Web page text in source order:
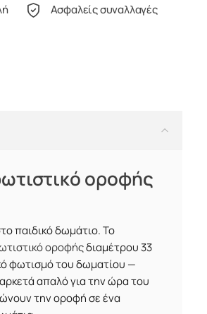
Ασφαλείς συναλλαγές
οροφής
παιδικό δωμάτιο. Το
οροφήςδιαμέτρου 33
φωτισμό του δωματίου —
απαλό για την ώρα του
την οροφή σε ένα